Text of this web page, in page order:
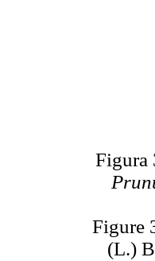
Figura
Figure
(L.)